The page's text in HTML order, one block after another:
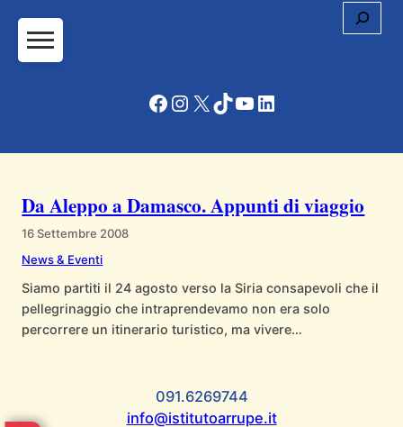
Vai
contenuto
Facebook
Instagram
X TikTok
YouTube
LinkedIn
Da Aleppo a Damasco. Appunti di viaggio
16 Settembre 2008
News & Eventi
Siamo partiti il 24 agosto verso la Siria consapevoli che il
pellegrinaggio che intraprendevamo non era solo
percorrere un itinerario turistico, ma vivere
conto della ricchezza e della varietà del nostro gruppo:
30 persone provenienti da realtà…
091.6269744
info@istitutoarrupe.it